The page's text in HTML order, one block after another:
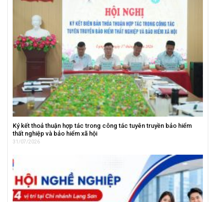
Ký kết thoả thuận hợp tác trong công tác tuyên truyền bảo hiểm
thất nghiệp và bảo hiểm xã hội
31/07/2026